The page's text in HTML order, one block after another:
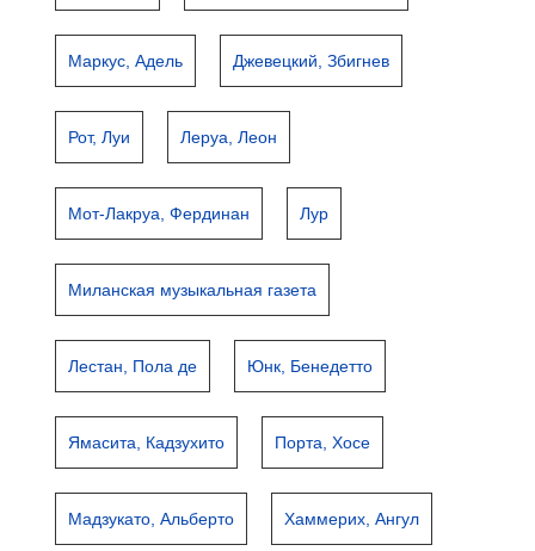
Маркус, Адель Джевецкий, Збигнев
Рот, Луи Леруа, Леон
Мот-Лакруа, Фердинан Лур
Миланская музыкальная газета
Лестан, Пола де Юнк, Бенедетто
Ямасита, Кадзухито Порта, Хосе
Мадзукато, Альберто Хаммерих, Ангул